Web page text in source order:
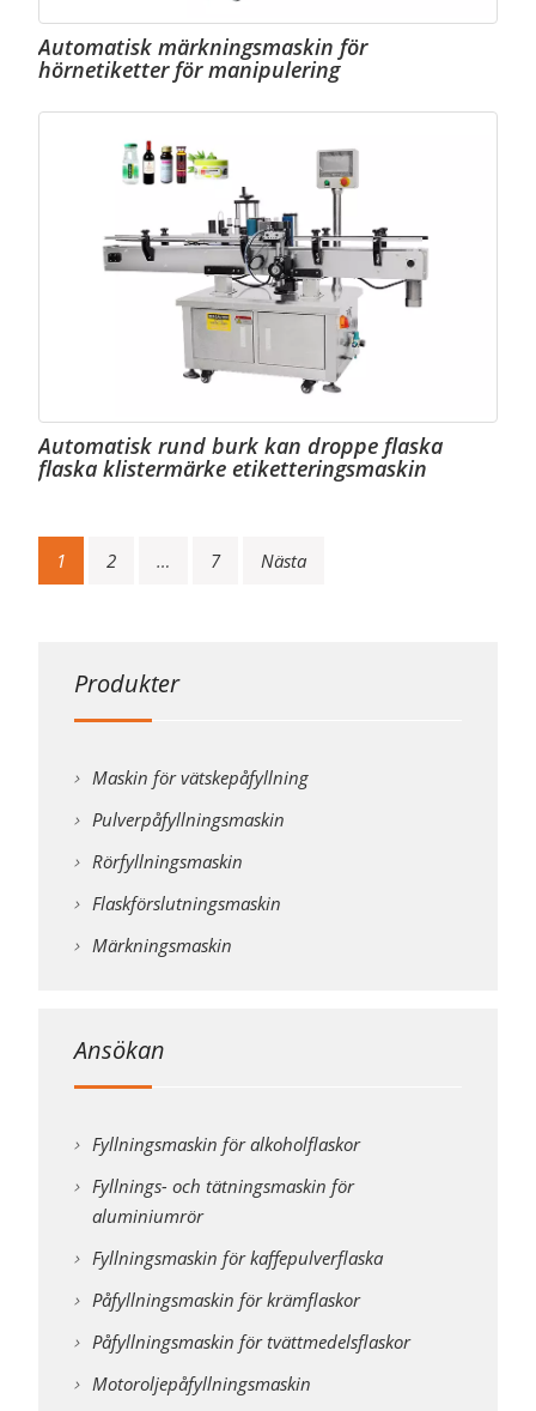
Automatisk märkningsmaskin för
hörnetiketter för manipulering
Automatisk rund burk kan droppe flaska
flaska klistermärke etiketteringsmaskin
Inläggsnavigering
1 2 … 7 Nästa
Produkter
Maskin för vätskepåfyllning
Pulverpåfyllningsmaskin
Rörfyllningsmaskin
Flaskförslutningsmaskin
Märkningsmaskin
Ansökan
Fyllningsmaskin för alkoholflaskor
Fyllnings- och tätningsmaskin för
aluminiumrör
Fyllningsmaskin för kaffepulverflaska
Påfyllningsmaskin för krämflaskor
Påfyllningsmaskin för tvättmedelsflaskor
Motoroljepåfyllningsmaskin